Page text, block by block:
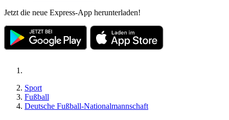
Jetzt die neue Express-App herunterladen!
Sport
Fußball
Deutsche Fußball-Nationalmannschaft